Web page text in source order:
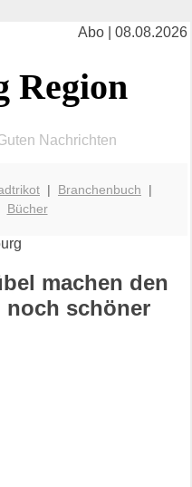
Abo | 08.08.2026
Region
Nachrichten
| Branchenbuch |
Bücher
machen den
noch schöner